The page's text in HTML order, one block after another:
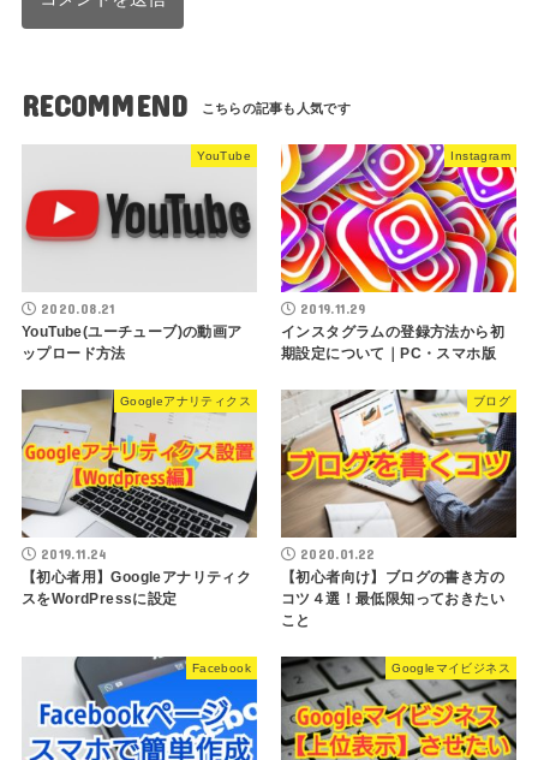
RECOMMEND
YouTube
2020.08.21
YouTube(ユーチューブ)の動画ア
ップロード方法
Instagram
2019.11.29
インスタグラムの登録方法から初
期設定について｜PC・スマホ版
Googleアナリティクス
2019.11.24
【初心者用】Googleアナリティク
スをWordPressに設定
ブログ
2020.01.22
【初心者向け】ブログの書き方の
コツ４選！最低限知っておきたい
こと
Facebook Googleマイビジネス